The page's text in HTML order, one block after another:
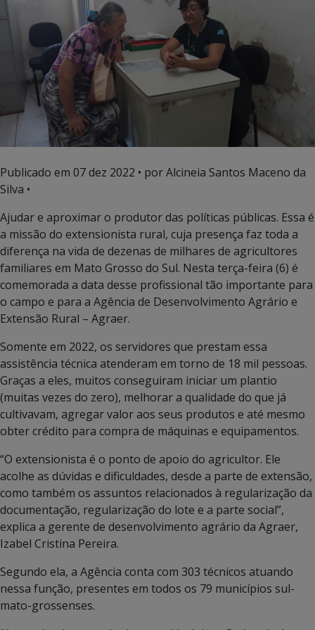
Publicado em 07 dez 2022 • por Alcineia Santos Maceno da
Silva •
Ajudar e aproximar o produtor das políticas públicas. Essa é
a missão do extensionista rural, cuja presença faz toda a
diferença na vida de dezenas de milhares de agricultores
familiares em Mato Grosso do Sul. Nesta terça-feira (6) é
comemorada a data desse profissional tão importante para
o campo e para a Agência de Desenvolvimento Agrário e
Extensão Rural – Agraer.
Somente em 2022, os servidores que prestam essa
assistência técnica atenderam em torno de 18 mil pessoas.
Graças a eles, muitos conseguiram iniciar um plantio
(muitas vezes do zero), melhorar a qualidade do que já
cultivavam, agregar valor aos seus produtos e até mesmo
obter crédito para compra de máquinas e equipamentos.
“O extensionista é o ponto de apoio do agricultor. Ele
acolhe as dúvidas e dificuldades, desde a parte de extensão,
como também os assuntos relacionados à regularização da
documentação, regularização do lote e a parte social”,
explica a gerente de desenvolvimento agrário da Agraer,
Izabel Cristina Pereira.
Segundo ela, a Agência conta com 303 técnicos atuando
nessa função, presentes em todos os 79 municípios sul-
mato-grossenses.